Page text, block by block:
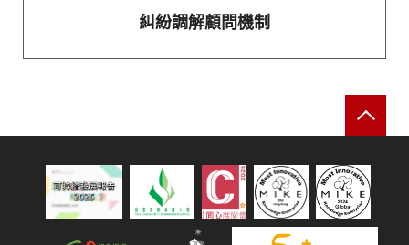
糾紛調解顧問機制
可持續發展報告 2025
綠色機構 人才企業